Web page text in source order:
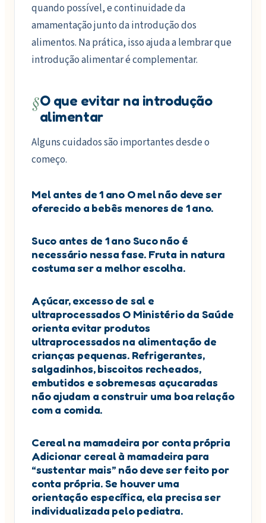
quando possível, e continuidade da
amamentação junto da introdução dos
alimentos. Na prática, isso ajuda a lembrar que
introdução alimentar é complementar.
§O que evitar na introdução
alimentar
Alguns cuidados são importantes desde o
começo.
Mel antes de 1 ano O mel não deve ser
oferecido a bebês menores de 1 ano.
Suco antes de 1 ano Suco não é
necessário nessa fase. Fruta in natura
costuma ser a melhor escolha.
Açúcar, excesso de sal e
ultraprocessados O Ministério da Saúde
orienta evitar produtos
ultraprocessados na alimentação de
crianças pequenas. Refrigerantes,
salgadinhos, biscoitos recheados,
embutidos e sobremesas açucaradas
não ajudam a construir uma boa relação
com a comida.
Cereal na mamadeira por conta própria
Adicionar cereal à mamadeira para
“sustentar mais” não deve ser feito por
conta própria. Se houver uma
orientação específica, ela precisa ser
individualizada pelo pediatra.